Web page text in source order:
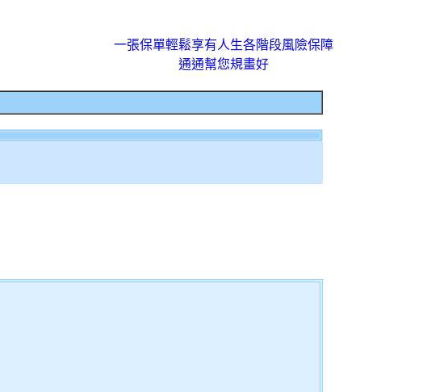
一張保單輕鬆享有人生各階段風險保障
通通幫您規畫好